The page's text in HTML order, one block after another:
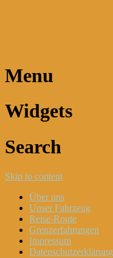
Menu
Widgets
Search
Skip to content
Über uns
Unser Fahrzeug
Reise-Route
Grenzerfahrungen
Impressum
Datenschutzerklärung